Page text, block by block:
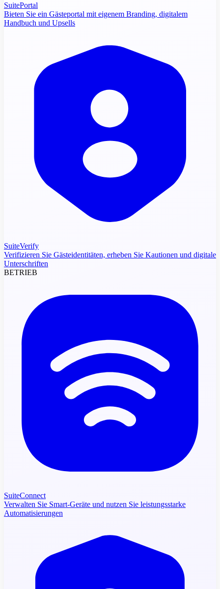
SuitePortal
Bieten Sie ein Gästeportal mit eigenem Branding, digitalem
Handbuch und Upsells
SuiteVerify
Verifizieren Sie Gästeidentitäten, erheben Sie Kautionen und digitale
Unterschriften
BETRIEB
SuiteConnect
Verwalten Sie Smart-Geräte und nutzen Sie leistungsstarke
Automatisierungen